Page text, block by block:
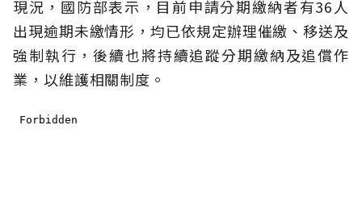
現況，國防部表示，目前申請分期繳納者有36人
出現逾期未繳情形，均已依規定辦理催繳、移送及
強制執行，後續也將持續追蹤分期繳納及追償作
業，以維護相關制度。